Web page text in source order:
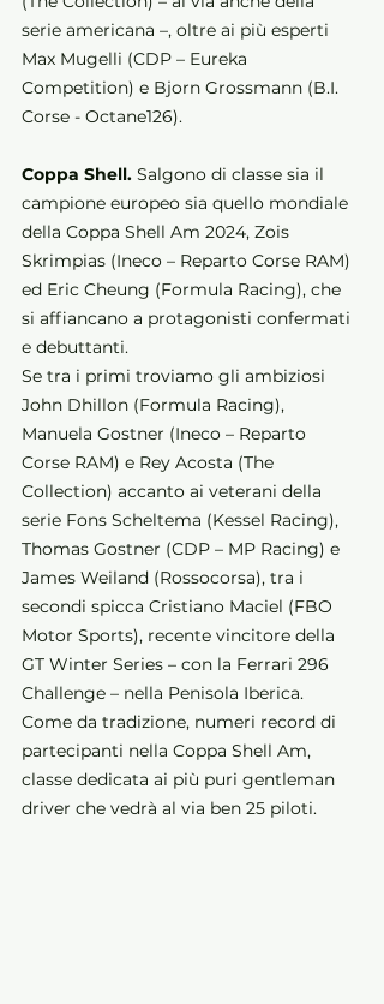
serie americana –, oltre ai più esperti
Max Mugelli (CDP – Eureka
Competition) e Bjorn Grossmann (B.I.
Corse - Octane126).
Coppa Shell. Salgono di classe sia il
campione europeo sia quello mondiale
della Coppa Shell Am 2024, Zois
Skrimpias (Ineco – Reparto Corse RAM)
ed Eric Cheung (Formula Racing), che
si affiancano a protagonisti confermati
e debuttanti.
Se tra i primi troviamo gli ambiziosi
John Dhillon (Formula Racing),
Manuela Gostner (Ineco – Reparto
Corse RAM) e Rey Acosta (The
Collection) accanto ai veterani della
serie Fons Scheltema (Kessel Racing),
Thomas Gostner (CDP – MP Racing) e
James Weiland (Rossocorsa), tra i
secondi spicca Cristiano Maciel (FBO
Motor Sports), recente vincitore della
GT Winter Series – con la Ferrari 296
Challenge – nella Penisola Iberica.
Come da tradizione, numeri record di
partecipanti nella Coppa Shell Am,
classe dedicata ai più puri gentleman
driver che vedrà al via ben 25 piloti.